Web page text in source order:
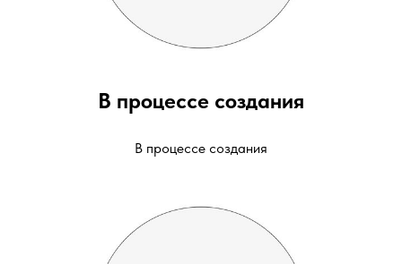
В процессе создания
В процессе создания